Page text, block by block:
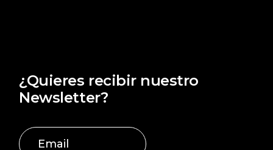
¿Quieres recibir nuestro
Newsletter?